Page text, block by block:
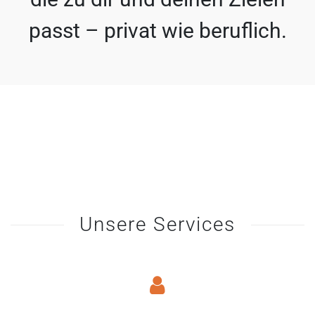
passt – privat wie beruflich.
Unsere Services